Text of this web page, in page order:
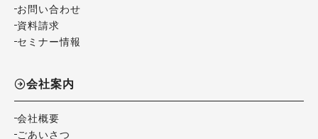
お問い合わせ
資料請求
セミナー情報
会社案内
会社概要
ごあいさつ